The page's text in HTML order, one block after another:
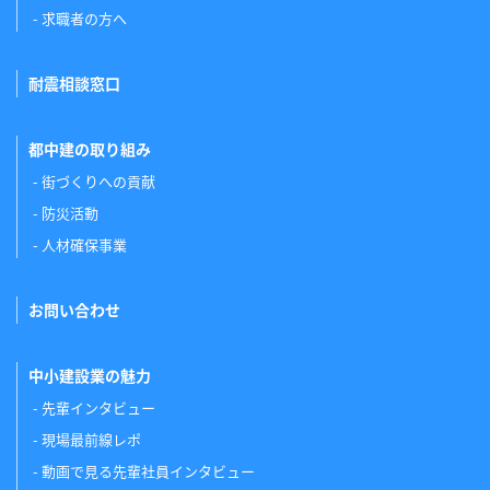
求職者の方へ
耐震相談窓口
都中建の取り組み
街づくりへの貢献
防災活動
人材確保事業
お問い合わせ
中小建設業の魅力
先輩インタビュー
現場最前線レポ
動画で見る先輩社員インタビュー